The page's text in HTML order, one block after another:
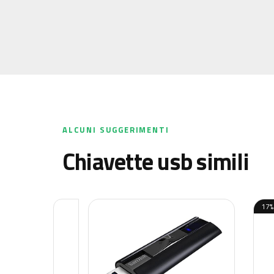
ALCUNI SUGGERIMENTI
chiavette usb simili
17%